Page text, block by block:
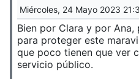
Miércoles, 24 Mayo 2023
Bien por Clara y por
para proteger este
que poco tienen que ver
servicio público.